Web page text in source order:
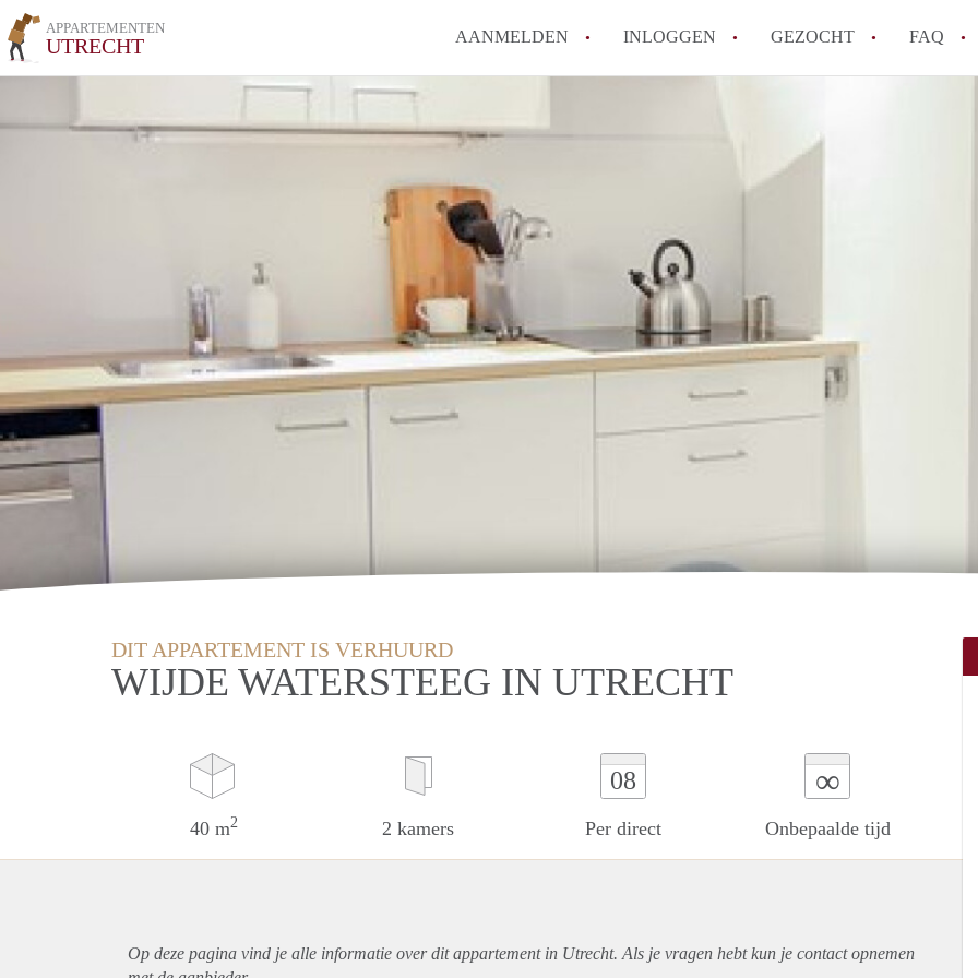
APPARTEMENTEN
UTRECHT AANMELDEN INLOGGEN GEZOCHT FAQ
How to translate AppartementenUtrecht!
Wat is AppartementenUtrecht?
Is AppartementenUtrecht
Appartement / Appartementen in Utrecht?
Alle veelgestelde vragen
DIT APPARTEMENT IS VERHUURD
WIJDE WATERSTEEG IN UTRECHT
40 m2 2 kamers
08
Per direct
∞
Onbepaalde tijd
Op deze pagina vind je alle informatie over ditappartementin Utrecht. Als je vragen hebt kun je contact opnemen